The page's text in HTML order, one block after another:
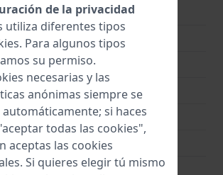
H32705
42 mm
11.4 mm
Acero inoxidable
Redondo
Plateado
trasera
Acero inoxidable
de la privacidad
utiliza diferentes tipos
. Para algunos tipos
su permiso.
necesarias y las
anónimas siempre se
si haces
todas las cookies",
aceptas las cookies
Si quieres elegir tú mismo